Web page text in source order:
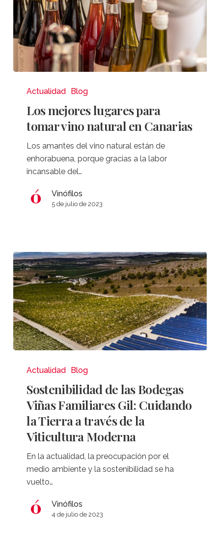
mejores
para
tomar
vino
natural
Actualidad Blog
Los mejores lugares para
tomar vino natural en Canarias
Los amantes del vino natural están de
enhorabuena, porque gracias a la labor
incansable del…
Vinófilos
5 de julio de 2023
Bodegas
Viñas
Familiares
Tierra
Actualidad Blog
Sostenibilidad de las Bodegas
Viñas Familiares Gil: Cuidando
la Tierra a través de la
Viticultura Moderna
En la actualidad, la preocupación por el
medio ambiente y la sostenibilidad se ha
vuelto…
Vinófilos
4 de julio de 2023